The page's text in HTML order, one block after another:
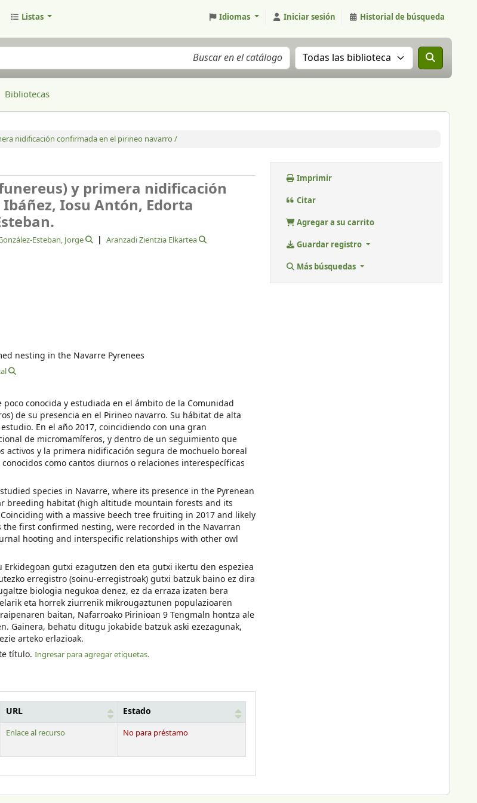
Listas Idiomas Iniciar sesión Historial de búsqueda
Buscar el catálogo en:
Bibliotecas
nidificación confirmada en el pirineo navarro /
y primera nidificación
Ibáñez, Iosu Antón, Edorta
Esteban, Jorge Aranzadi Zientzia Elkartea
nesting in the Navarre Pyrenees
conocida y estudiada en el ámbito de la Comunidad
de su presencia en el Pirineo navarro. Su hábitat de alta
En el año 2017, coincidiendo con una gran
de micromamíferos, y dentro de un seguimiento que
activos y la primera nidificación segura de mochuelo boreal
como cantos diurnos o relaciones interespecíficas
species in Navarre, where its presence in the Pyrenean
breeding habitat (high altitude mountain forests and its
with a massive beech tree fruiting in 2017 and likely
first confirmed nesting, were recorded in the Navarran
hooting and interspecific relationships with other owl
gutxi ezagutzen den eta gutxi ikertu den espeziea
erregistro (soinu-erregistroak) gutxi batzuk baino ez dira
biologia negukoa denez, ez da erraza izaten bera
eta horrek ziurrenik mikrougaztunen populazioaren
baitan, Nafarroako Pirinioan 9 Tengmaln hontza ale
Gainera, behatu ditugu jokabide batzuk aski ezezagunak,
arteko erlazioak.
título. Ingresar para agregar etiquetas.
URL Estado
Enlace al recurso No para préstamo
Imprimir
Citar
Agregar a su carrito
Guardar registro
Más búsquedas